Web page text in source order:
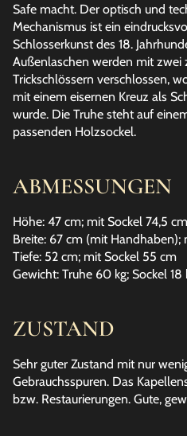
Safe macht. Der optisch und
Mechanismus ist ein
Schlosserkunst des 18.
Außenlaschen werden mit zwei
Trickschlössern verschlossen,
mit einem eisernen Kreuz als
wurde. Die Truhe steht auf
passenden Holzsockel.
ABMESSUNGEN
Höhe: 47 cm; mit Sockel 74,5 cm
Breite: 67 cm (mit Handhaben);
Tiefe: 52 cm; mit Sockel 55 cm
Gewicht: Truhe 60 kg; Sockel 18
ZUSTAND
Sehr guter Zustand mit nur
Gebrauchsspuren. Das
bzw. Restaurierungen. Gute,